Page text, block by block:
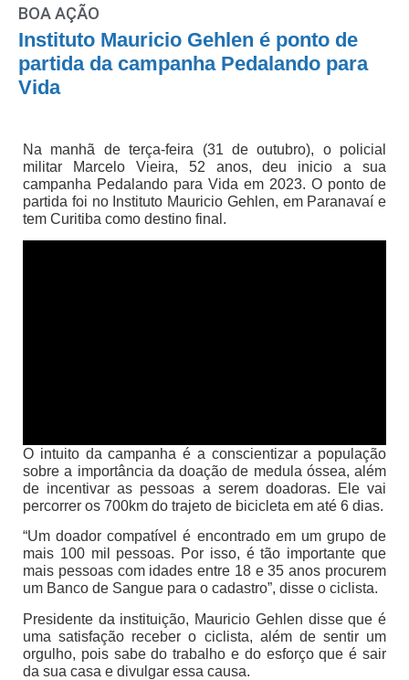
BOA AÇÃO
Instituto Mauricio Gehlen é ponto de
partida da campanha Pedalando para
Vida
Na manhã de terça-feira (31 de outubro), o policial
militar Marcelo Vieira, 52 anos, deu inicio a sua
campanha Pedalando para Vida em 2023. O ponto de
partida foi no Instituto Mauricio Gehlen, em Paranavaí e
tem Curitiba como destino final.
O intuito da campanha é a conscientizar a população
sobre a importância da doação de medula óssea, além
de incentivar as pessoas a serem doadoras. Ele vai
percorrer os 700km do trajeto de bicicleta em até 6 dias.
“Um doador compatível é encontrado em um grupo de
mais 100 mil pessoas. Por isso, é tão importante que
mais pessoas com idades entre 18 e 35 anos procurem
um Banco de Sangue para o cadastro”, disse o ciclista.
Presidente da instituição, Mauricio Gehlen disse que é
uma satisfação receber o ciclista, além de sentir um
orgulho, pois sabe do trabalho e do esforço que é sair
da sua casa e divulgar essa causa.